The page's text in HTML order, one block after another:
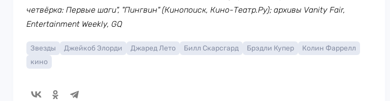
четвёрка: Первые шаги", "Пингвин" (Кинопоиск, Кино-Театр.Ру); архивы Vanity Fair,
Entertainment Weekly, GQ
Звезды Джейкоб Элорди Джаред Лето Билл Скарсгард Брэдли Купер
Колин Фаррелл
кино